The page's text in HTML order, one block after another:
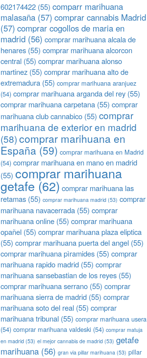
602174422 (55) comparr marihuana
malasaña (57) comprar cannabis Madrid
(57) comprar cogollos de maria en
madrid (56) comprar marihuana alcala de
henares (55) comprar marihuana alcorcon
central (55) comprar marihuana alonso
martinez (55) comprar marihuana alto de
extremadura (55) comprar marihuana aranjuez
(54) comprar marihuana arganda del rey (55)
comprar marihuana carpetana (55) comprar
marihuana club cannabico (55) comprar
marihuana de exterior en madrid
(58)comprar marihuana en
España (59) comprar marihuana en Madrid
(54) comprar marihuana en mano en madrid
(55) comprar marihuana
getafe (62) comprar marihuana las
retamas (55) comprar marihuana madrid (53) comprar
marihuana navacerrada (55) comprar
marihuana online (55) comprar marihuana
opañel (55) comprar marihuana plaza eliptica
(55) comprar marihuana puerta del angel (55)
comprar marihuana pìramides (55) comprar
marihuana rapido madrid (55) comprar
marihuana sansebastian de los reyes (55)
comprar marihuana serrano (55) comprar
marihuana sierra de madrid (55) comprar
marihuana soto del real (55) comprar
marihuana tribunal (55) comprar marihuana usera
(54) comprar marihuana valdeski (54) comprar matuja
en madrid (53) el mejor cannabis de madrid (53) getafe
marihuana (56) gran via pillar marihuana (53) pillar